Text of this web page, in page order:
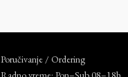
Poručivanje / Ordering